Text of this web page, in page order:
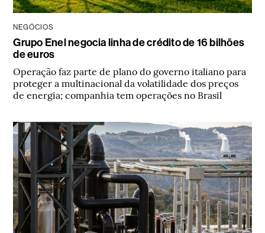
NEGÓCIOS
Grupo Enel negocia linha de crédito de 16 bilhões
de euros
Operação faz parte de plano do governo italiano para
proteger a multinacional da volatilidade dos preços
de energia; companhia tem operações no Brasil